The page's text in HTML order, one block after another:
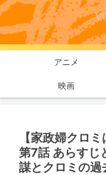
アニメ
映画
【家政婦クロ
第7話 あらすじ
謀とクロミの過